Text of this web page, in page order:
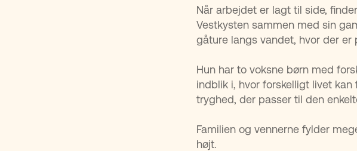
Når arbejdet er lagt til side,
Vestkysten sammen med sin
gåture langs vandet, hvor der
Hun har to voksne børn med
indblik i, hvor forskelligt livet
tryghed, der passer til den
Familien og vennerne fylder
højt.